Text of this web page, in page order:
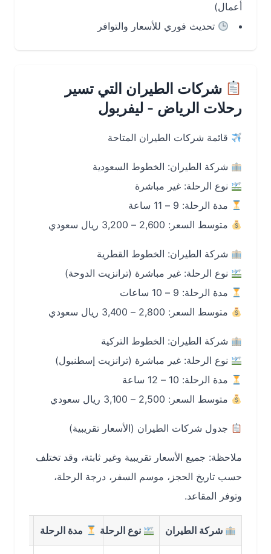
أعمال)
تحديث فوري للأسعار والتوافر
شركات الطيران التي تسير
رحلات الرياض - ليفربول
قائمة شركات الطيران المتاحة
شركة الطيران: الخطوط السعودية
نوع الرحلة: غير مباشرة
مدة الرحلة: 9 – 11 ساعة
متوسط السعر: 2,600 – 3,200 ريال سعودي
شركة الطيران: الخطوط القطرية
نوع الرحلة: غير مباشرة (ترانزيت الدوحة)
مدة الرحلة: 9 – 10 ساعات
متوسط السعر: 2,800 – 3,400 ريال سعودي
شركة الطيران: الخطوط التركية
نوع الرحلة: غير مباشرة (ترانزيت إسطنبول)
مدة الرحلة: 10 – 12 ساعة
متوسط السعر: 2,500 – 3,100 ريال سعودي
جدول شركات الطيران (الأسعار تقريبية)
ملاحظة: جميع الأسعار تقريبية وغير ثابتة، وقد تختلف
حسب تاريخ الحجز، موسم السفر، درجة الرحلة،
وتوفر المقاعد.
شركة الطيران نوع الرحلة مدة الرحلة متوسط